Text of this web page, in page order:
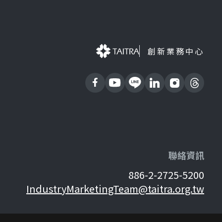
創新業務中心
聯絡資訊
886-2-2725-5200
IndustryMarketingTeam@taitra.org.tw